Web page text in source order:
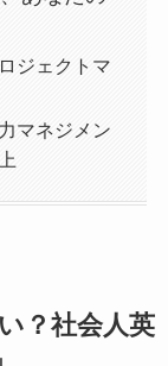
ジェクトマ
マネジメン
？社会人英